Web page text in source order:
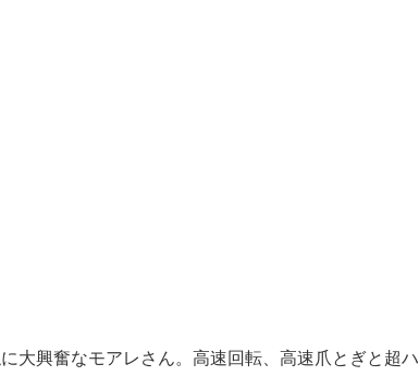
大興奮なモアレさん。高速回転、高速爪とぎと超ハ